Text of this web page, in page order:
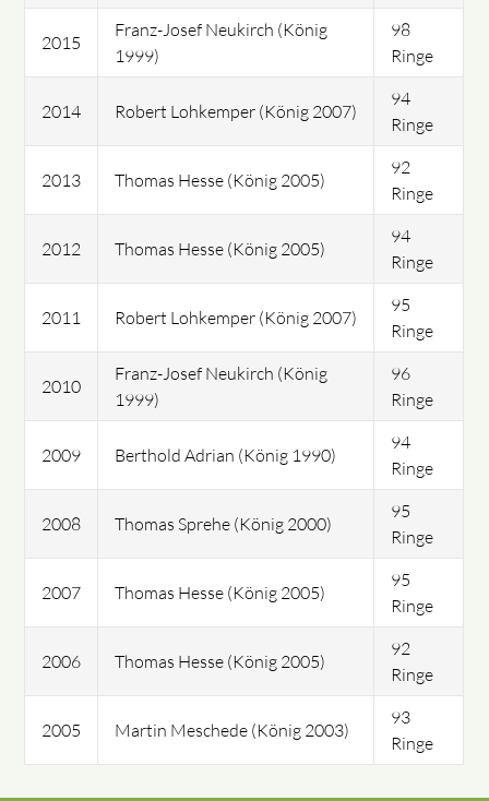
2015
Franz-Josef Neukirch (König
1999)
98
Ringe
2014 Robert Lohkemper (König 2007)
94
Ringe
2013 Thomas Hesse (König 2005)
92
Ringe
2012 Thomas Hesse (König 2005)
94
Ringe
2011 Robert Lohkemper (König 2007)
95
Ringe
2010
Franz-Josef Neukirch (König
1999)
96
Ringe
2009 Berthold Adrian (König 1990)
94
Ringe
2008 Thomas Sprehe (König 2000)
95
Ringe
2007 Thomas Hesse (König 2005)
95
Ringe
2006 Thomas Hesse (König 2005)
92
Ringe
2005 Martin Meschede (König 2003)
93
Ringe